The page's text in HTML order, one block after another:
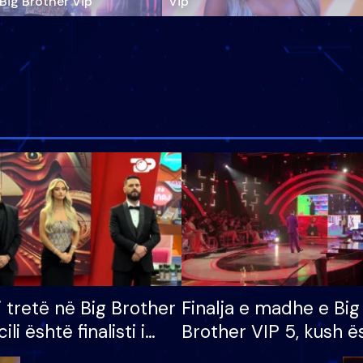
tretë në Big Brother
është finalisti i
lë shtëpinë
Finalja e madhe e Big
Brother VIP 5, kush
banori i parë që lë